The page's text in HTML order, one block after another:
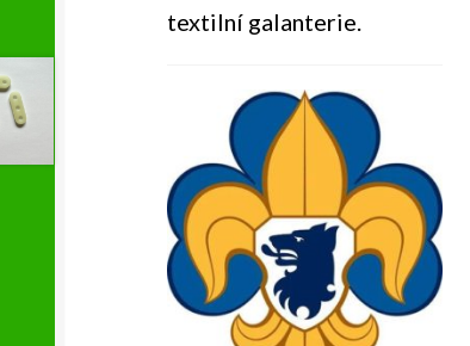
textilní galanterie.